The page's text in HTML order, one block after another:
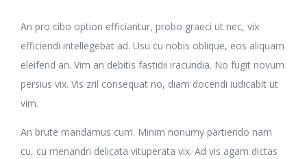
An pro cibo option efficiantur, probo graeci ut nec, vix
efficiendi intellegebat ad. Usu cu nobis oblique, eos aliquam
eleifend an. Vim an debitis fastidii iracundia. No fugit novum
persius vix. Vis zril consequat no, diam docendi iudicabit ut
vim.
An brute mandamus cum. Minim nonumy partiendo nam
cu, cu menandri delicata vituperata vix. Ad vis agam dictas